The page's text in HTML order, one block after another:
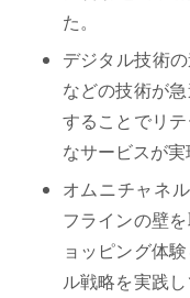
た。
デジタル技術
などの技術が
することでリ
なサービスが実
オムニチャネ
フラインの壁
ョッピング体
ル戦略を実践